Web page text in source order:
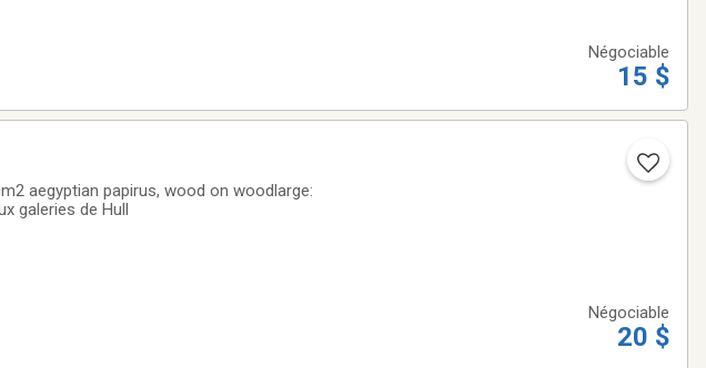
Négociable
15 $
aegyptian papirus, wood on woodlarge:
galeries de Hull
Négociable
20 $